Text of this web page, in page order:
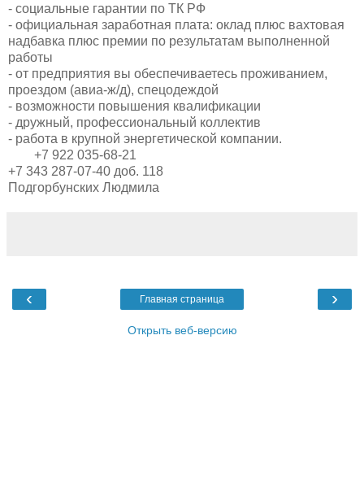
- социальные гарантии по ТК РФ
- официальная заработная плата: оклад плюс вахтовая
надбавка плюс премии по результатам выполненной
работы
- от предприятия вы обеспечиваетесь проживанием,
проездом (авиа-ж/д), спецодеждой
- возможности повышения квалификации
- дружный, профессиональный коллектив
- работа в крупной энергетической компании.
+7 922 035-68-21
+7 343 287-07-40 доб. 118
Подгорбунских Людмила
‹ ›
Главная страница
Открыть веб-версию